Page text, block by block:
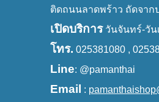
ติดถนนลาดพร้าว ถัดจาก
เปิดบริการวันจันทร์-วัน
โทร. 025381080 ,
Line: @pamanthai
Email :